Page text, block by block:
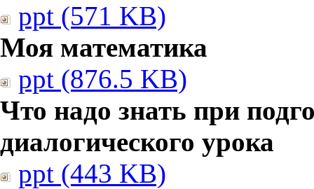
ppt (571 KB)
Моя математика
ppt (876.5 KB)
Что надо знать при
диалогического урока
ppt (443 KB)